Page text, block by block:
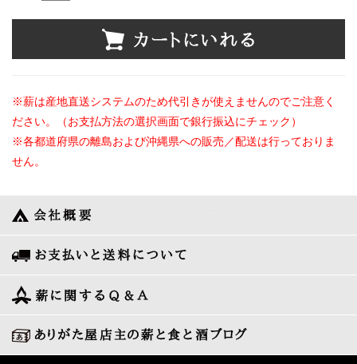
※薪は産地直送システムのため代引きが使えませんのでご注意く
ださい。（お支払方法の選択画面で銀行振込にチェック）
※各都道府県の離島および沖縄県への販売／配送は行っておりま
せん。